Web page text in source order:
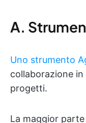
A.
Uno strumento
collaborazione
progetti.
La maggior